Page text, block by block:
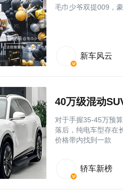
毛巾少爷双提009，
新车风云
40万级混动
对于手握35-45万预
落后，纯电车型存在
价格带内找到一款
轿车新榜